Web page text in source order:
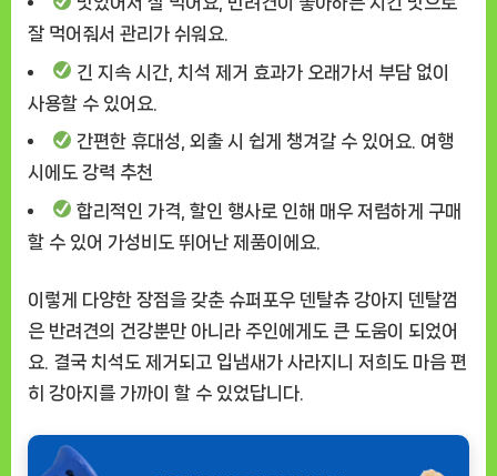
잘 먹어줘서 관리가 쉬워요.
긴 지속 시간, 치석 제거 효과가 오래가서 부담 없이
사용할 수 있어요.
간편한 휴대성, 외출 시 쉽게 챙겨갈 수 있어요. 여행
시에도 강력 추천
합리적인 가격, 할인 행사로 인해 매우 저렴하게 구매
할 수 있어 가성비도 뛰어난 제품이에요.
이렇게 다양한 장점을 갖춘 슈퍼포우 덴탈츄 강아지 덴탈껌
은 반려견의 건강뿐만 아니라 주인에게도 큰 도움이 되었어
요. 결국 치석도 제거되고 입냄새가 사라지니 저희도 마음 편
히 강아지를 가까이 할 수 있었답니다.